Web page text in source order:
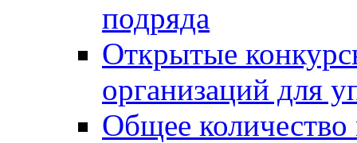
подряда
Открытые
организаций для
Общее